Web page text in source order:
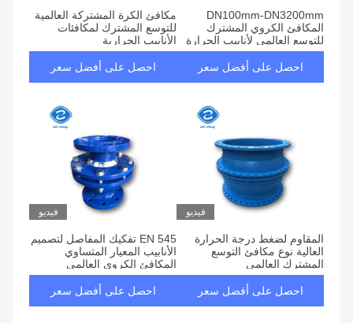
DN100mm-DN3200mm
المكافئ الكروي المشترك
للتوسع العالمي لأنابيب الحرارة
احصل على أفضل سعر
مكافئ الكرة المشتركة العالمية
للتوسع المشترك لمكافئات
الأنابيب الحرارية
احصل على أفضل سعر
فيديو
المقاوم لضغط درجة الحرارة
العالية نوع مكافئ التوسع
المشترك العالمي
احصل على أفضل سعر
فيديو
EN 545 تفكيك المفاصل لتصميم
الأنابيب المعيار المتساوي
المكافئ الكروي العالمي
ISO9001-2008
احصل على أفضل سعر